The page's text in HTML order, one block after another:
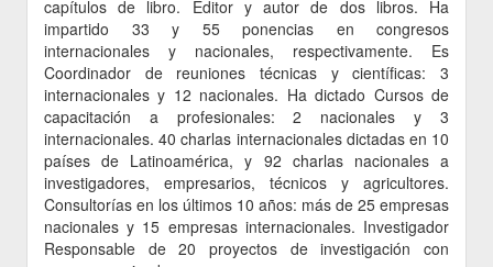
capítulos de libro. Editor y autor de dos libros. Ha
impartido 33 y 55 ponencias en congresos
internacionales y nacionales, respectivamente. Es
Coordinador de reuniones técnicas y científicas: 3
internacionales y 12 nacionales. Ha dictado Cursos de
capacitación a profesionales: 2 nacionales y 3
internacionales. 40 charlas internacionales dictadas en 10
países de Latinoamérica, y 92 charlas nacionales a
investigadores, empresarios, técnicos y agricultores.
Consultorías en los últimos 10 años: más de 25 empresas
nacionales y 15 empresas internacionales. Investigador
Responsable de 20 proyectos de investigación con